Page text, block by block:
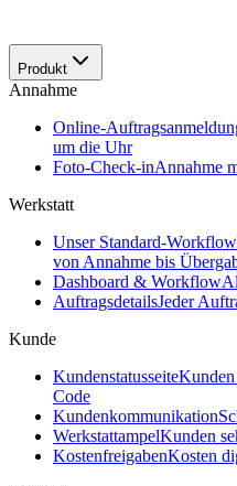
Produkt
Annahme
Online-
um die Uhr
Foto-Check-inAnnahme
Werkstatt
Unser Standard-Workflow
von Annahme bis
Dashboard & Workflow
AuftragsdetailsJeder
Kunde
Kundenstatusseite
Code
Kundenkommunikation
WerkstattampelKunden
KostenfreigabenKosten